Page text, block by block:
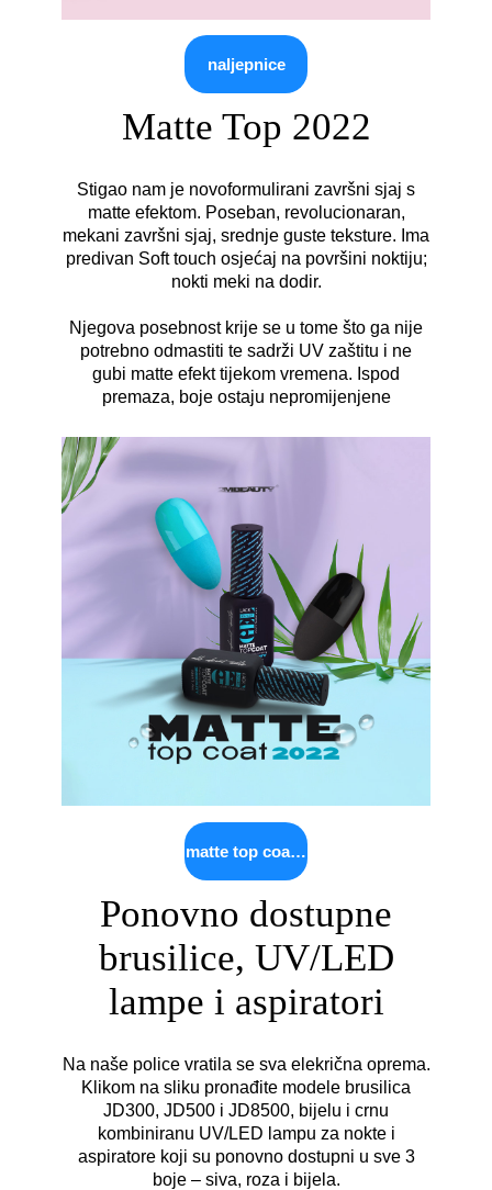
naljepnice
Matte Top 2022
Stigao nam je novoformulirani završni sjaj s
matte efektom. Poseban, revolucionaran,
mekani završni sjaj, srednje guste teksture. Ima
predivan Soft touch osjećaj na površini noktiju;
nokti meki na dodir.
Njegova posebnost krije se u tome što ga nije
potrebno odmastiti te sadrži UV zaštitu i ne
gubi matte efekt tijekom vremena. Ispod
premaza, boje ostaju nepromijenjene
matte top coat 2022
Ponovno dostupne
brusilice, UV/LED
lampe i aspiratori
Na naše police vratila se sva elekrična oprema.
Klikom na sliku pronađite modele brusilica
JD300, JD500 i JD8500, bijelu i crnu
kombiniranu UV/LED lampu za nokte i
aspiratore koji su ponovno dostupni u sve 3
boje – siva, roza i bijela.